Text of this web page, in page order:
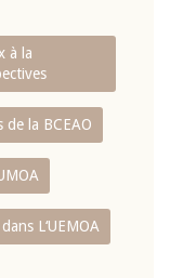
à la
de la BCEAO
L‘UEMOA